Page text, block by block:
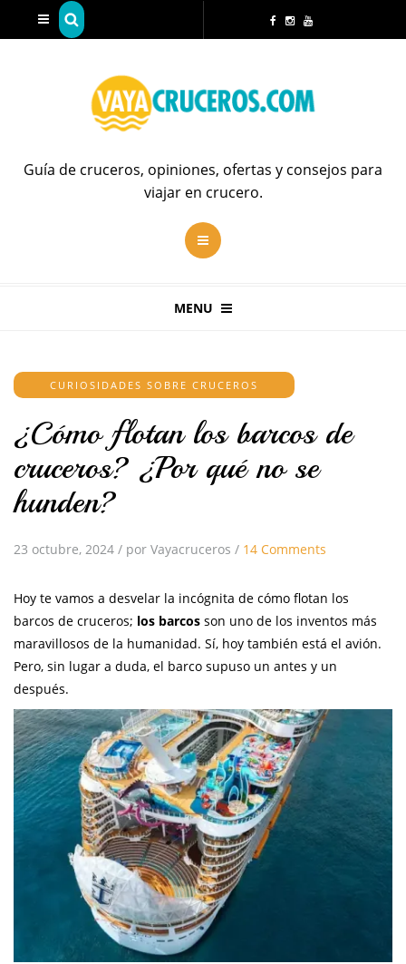
Guía de cruceros, opiniones, ofertas y consejos para
viajar en crucero.
MENU
CURIOSIDADES SOBRE CRUCEROS
¿Cómo flotan los barcos de
cruceros? ¿Por qué no se
hunden?
23 octubre, 2024 / por Vayacruceros / 14 Comments
Hoy te vamos a desvelar la incógnita de cómo flotan los
barcos de cruceros; los barcos son uno de los inventos más
maravillosos de la humanidad. Sí, hoy también está el avión.
Pero, sin lugar a duda, el barco supuso un antes y un
después.